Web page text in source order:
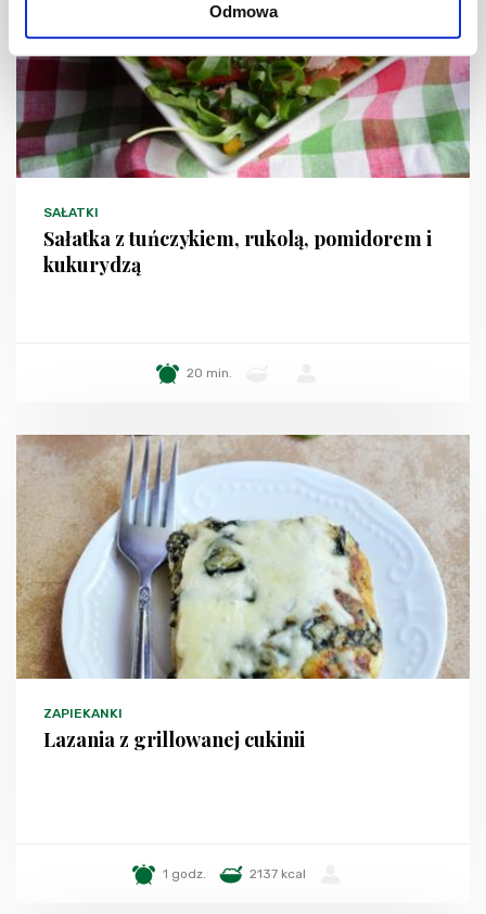
Odmowa
SAŁATKI
Sałatka z tuńczykiem, rukolą, pomidorem i
kukurydzą
20 min.
ZAPIEKANKI
Lazania z grillowanej cukinii
1 godz. 2137 kcal